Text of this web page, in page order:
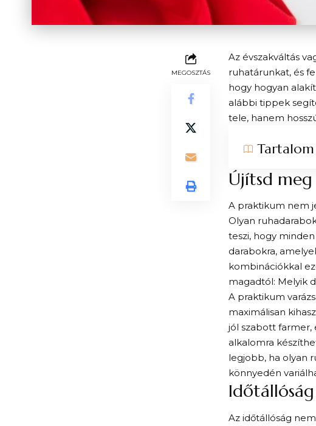
MEGOSZTÁS
Az évszakváltás
ruhatárunkat, és
hogy hogyan
alábbi tippek
tele, hanem
Tartalom
Újítsd
A praktikum nem
Olyan
teszi, hogy
darabokra,
kombinációkkal
magadtól: Melyik
A praktikum
maximálisan
jól szabott farmer,
alkalomra
legjobb, ha olyan
könnyedén
Az időtállóság